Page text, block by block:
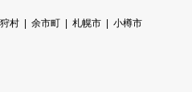
村 余市町 札幌市
小樽市